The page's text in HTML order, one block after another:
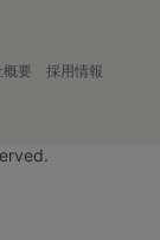
概要
採用情報